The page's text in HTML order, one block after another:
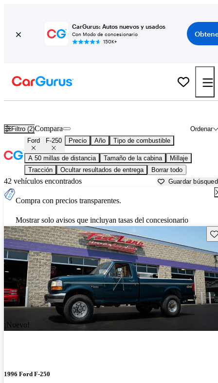
CarGurus: Autos nuevos y usados
Con Modo de concesionario
150K+
Filtro (2) Ordenar
Compara
Ford F-250 Precio Año Tipo de combustible
A 50 millas de distancia Tamaño de la cabina
Millaje
Tracción
Ocultar resultados de entrega Borrar todo
42 vehículos encontrados Guardar
Compra con precios transparentes.
Mostrar solo avisos que incluyan tasas del concesionario
¡Nuevo!
1996 Ford F-250